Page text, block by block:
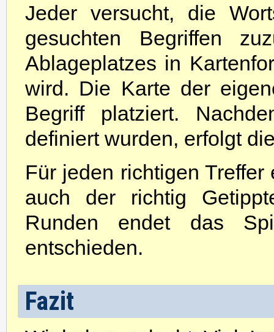
Jeder versucht, die
gesuchten Begriffen
Ablageplatzes in
wird. Die Karte der
Begriff platziert.
definiert wurden, erfolgt
Für jeden richtigen
auch der richtig
Runden endet das
entschieden.
Fazit